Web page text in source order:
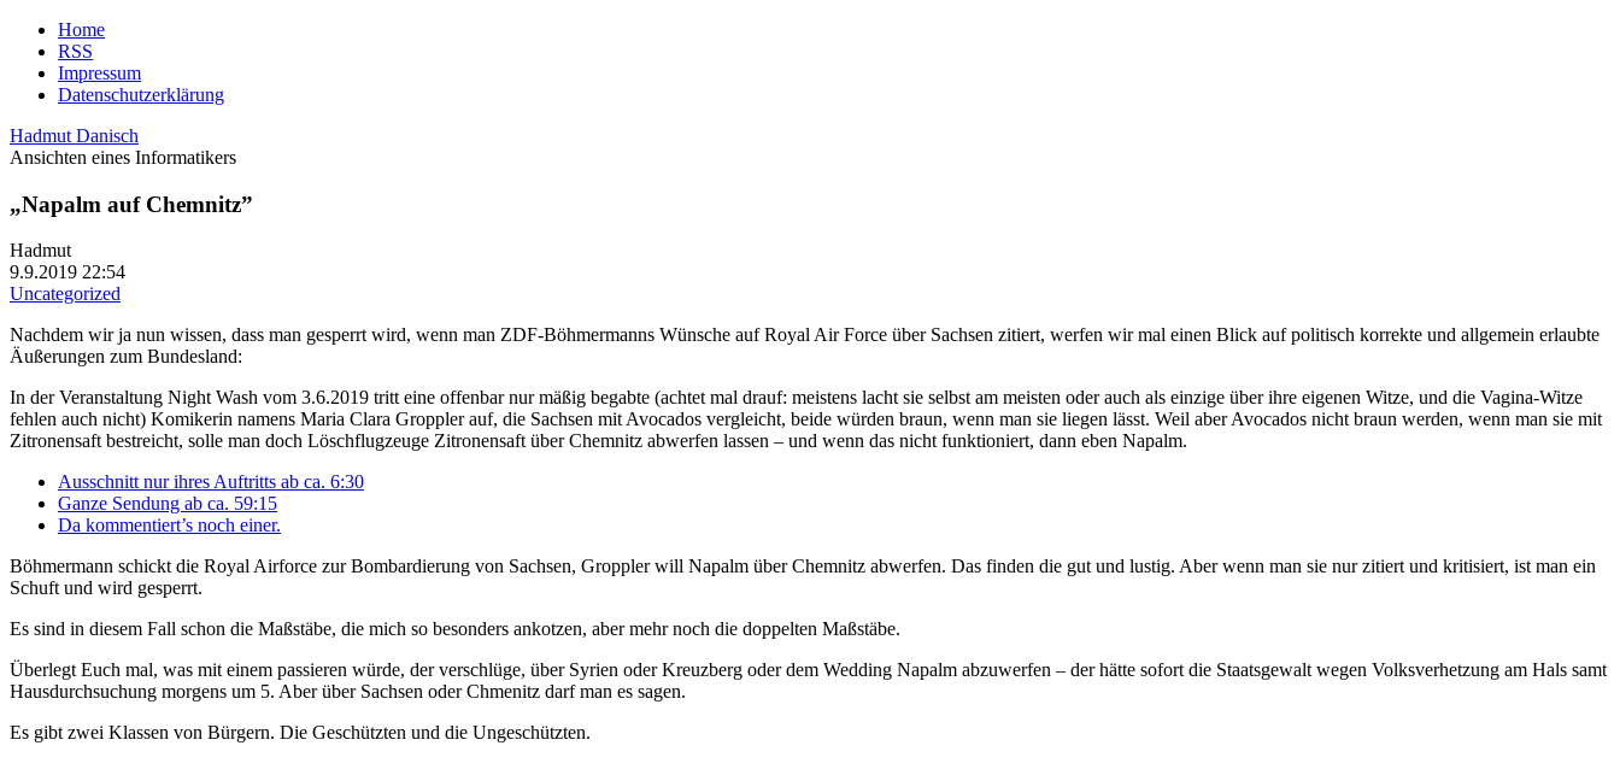
Home
RSS
Impressum
Datenschutzerklärung
Hadmut Danisch
Ansichten eines Informatikers
„Napalm auf Chemnitz”
Hadmut
9.9.2019 22:54
Uncategorized
Nachdem wir ja nun wissen, dass man gesperrt wird, wenn man ZDF-Böhmermanns Wünsche auf Royal Air Force über Sachsen zitiert, werfen wir mal einen Blick auf politisch korrekte und allgemein erlaubte
Äußerungen zum Bundesland:
In der Veranstaltung Night Wash vom 3.6.2019 tritt eine offenbar nur mäßig begabte (achtet mal drauf: meistens lacht sie selbst am meisten oder auch als einzige über ihre eigenen Witze, und die Vagina-Witze
fehlen auch nicht) Komikerin namens Maria Clara Groppler auf, die Sachsen mit Avocados vergleicht, beide würden braun, wenn man sie liegen lässt. Weil aber Avocados nicht braun werden, wenn man sie mit
Zitronensaft bestreicht, solle man doch Löschflugzeuge Zitronensaft über Chemnitz abwerfen lassen – und wenn das nicht funktioniert, dann eben Napalm.
Ausschnitt nur ihres Auftritts ab ca. 6:30
Ganze Sendung ab ca. 59:15
Da kommentiert’s noch einer.
Böhmermann schickt die Royal Airforce zur Bombardierung von Sachsen, Groppler will Napalm über Chemnitz abwerfen. Das finden die gut und lustig. Aber wenn man sie nur zitiert und kritisiert, ist man ein
Schuft und wird gesperrt.
Es sind in diesem Fall schon die Maßstäbe, die mich so besonders ankotzen, aber mehr noch die doppelten Maßstäbe.
Überlegt Euch mal, was mit einem passieren würde, der verschlüge, über Syrien oder Kreuzberg oder dem Wedding Napalm abzuwerfen – der hätte sofort die Staatsgewalt wegen Volksverhetzung am Hals samt
Hausdurchsuchung morgens um 5. Aber über Sachsen oder Chmenitz darf man es sagen.
Es gibt zwei Klassen von Bürgern. Die Geschützten und die Ungeschützten.